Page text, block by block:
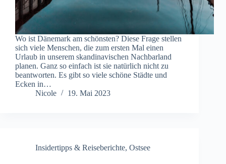
Wo ist Dänemark am schönsten? Diese Frage stellen
sich viele Menschen, die zum ersten Mal einen
Urlaub in unserem skandinavischen Nachbarland
planen. Ganz so einfach ist sie natürlich nicht zu
beantworten. Es gibt so viele schöne Städte und
Ecken in…
Nicole
19. Mai 2023
Insidertipps & Reiseberichte, Ostsee